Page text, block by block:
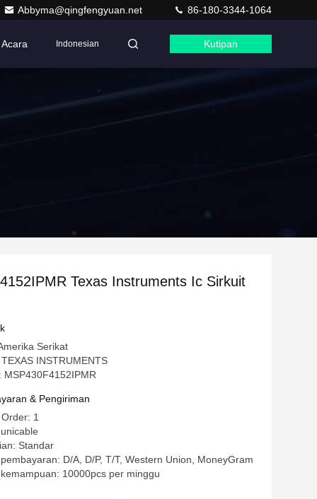
Abbyma@qingfengyuan.net 86-180-3344-1064
Acara Indonesian Kutipan
Texas Instruments Ic Sirkuit
Serikat
INSTRUMENTS
MSP430F4152IPMR
& Pengiriman
1
Standar
D/A, D/P, T/T, Western Union, MoneyGram
10000pcs per minggu